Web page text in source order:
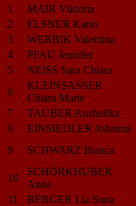
1
MAIR Viktoria
2
ELSNER Karin
3
WERBIK Valentina
4
PFAU Jennifer
5
NEISS Sara Chiara
6
KLEINSASSER
Chiara Marie
7
TAUBER Anzhelika
8
EINSIEDLER Johanna
9
SCHWARZ Bianca
10
SCHÖRKHUBER
Anna
11
BERGER Lia Suna